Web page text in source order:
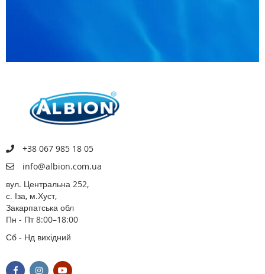
+38 067 985 18 05
info@albion.com.ua
вул. Центральна 252,
с. Іза, м.Хуст,
Закарпатська обл
Пн - Пт 8:00–18:00
Сб - Нд вихідний